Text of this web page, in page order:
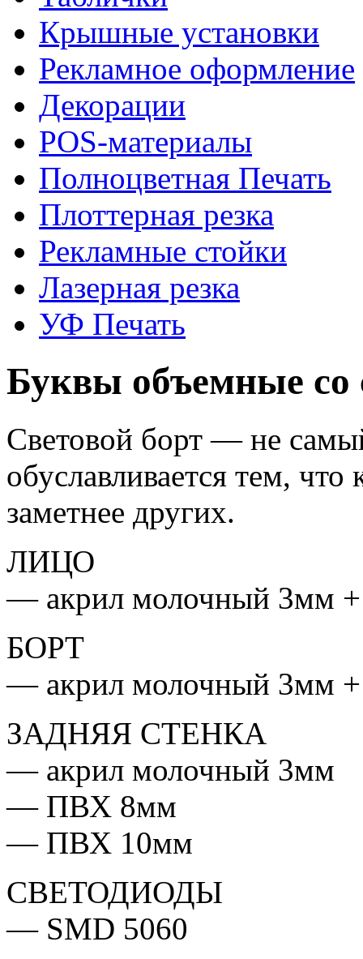
Крышные установки
Рекламное оформление
Декорации
POS-материалы
Полноцветная Печать
Плоттерная резка
Рекламные стойки
Лазерная резка
УФ Печать
Буквы объемные со
Световой борт — не
обуславливается тем,
заметнее других.
ЛИЦО
— акрил молочный 3мм +
БОРТ
— акрил молочный 3мм +
ЗАДНЯЯ СТЕНКА
— акрил молочный 3мм
— ПВХ 8мм
— ПВХ 10мм
СВЕТОДИОДЫ
— SMD 5060